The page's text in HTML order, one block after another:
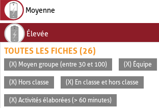
Moyenne
Élevée
TOUTES LES FICHES (26)
(X) Moyen groupe (entre 30 et 100) (X) Équipe
(X) Hors classe (X) En classe et hors classe
(X) Activités élaborées (> 60 minutes)